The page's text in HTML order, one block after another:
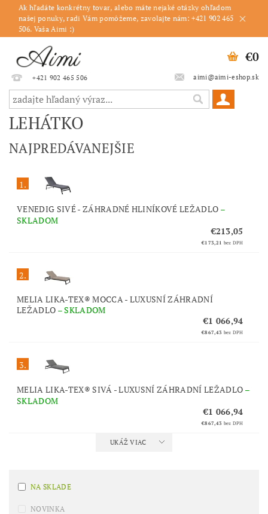
Ak hľadáte konkrétny tovar, alebo máte nejaké otázky ohľadom
našej ponuky, radi Vám pomôžeme, zavolajte nám: +421 902 465
506. Vaša Aimi :)
+421 902 465 506 aimi@aimi-eshop.sk
€0
LEHÁTKO
NAJPREDÁVANEJŠIE
1.
VENEDIG SIVÉ - ZÁHRADNÉ HLINÍKOVÉ LEŽADLO –
SKLADOM
€213,05
€173,21 bez DPH
2.
MELIA LIKA-TEX® MOCCA - LUXUSNÍ ZÁHRADNÍ
LEŽADLO –SKLADOM
€1 066,94
€867,43 bez DPH
3.
MELIA LIKA-TEX® SIVÁ - LUXUSNÍ ZÁHRADNÍ LEŽADLO –
SKLADOM
€1 066,94
€867,43 bez DPH
UKÁŽ VIAC
NA SKLADE
NOVINKA